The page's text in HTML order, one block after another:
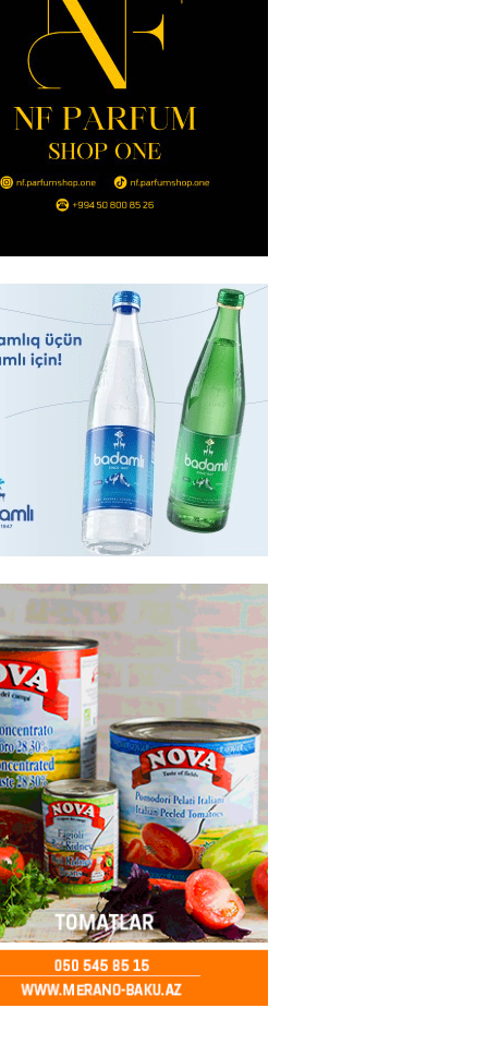
- 13:30
İranla müharibəyə yox, sülhə
verərdim
- 13:15
74
qalma müddətinizi aşsanız,
ABŞ-a girişinizə daimi
qoyula bilər
59
Qafanda baş konsulluq açmaq
78
niyə davamlı olaraq yorğunuq
biləndə ŞOKA
- 12:15 73
Bulvar” restoranında şok olay:
fəaliyyət, şişirdilmiş hesab :
belə aldadılır
- 12:00 87
qohumlarını tanıyır və
keçirməyi sevirlər-